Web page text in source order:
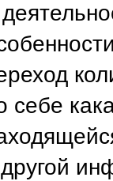
себе